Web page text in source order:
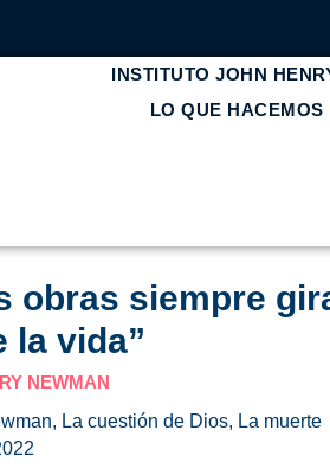
INSTITUTO JOHN
LO QUE HACEMOS
obras siempre
la vida”
NEWMAN
, La cuestión de Dios, La muerte